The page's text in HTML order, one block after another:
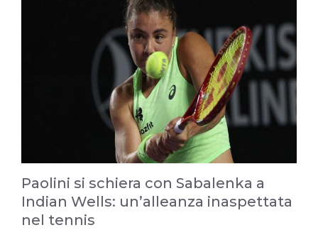
Paolini si schiera con Sabalenka a
Indian Wells: un’alleanza inaspettata
nel tennis